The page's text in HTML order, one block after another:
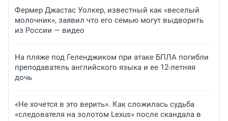
Фермер Джастас Уолкер, известный как «веселый
молочник», заявил что его семью могут выдворить
из России — видео
На пляже под Геленджиком при атаке БПЛА погибли
преподаватель английского языка и ее 12-летняя
дочь
«Не хочется в это верить». Как сложилась судьба
«следователя на золотом Lexus» после скандала в